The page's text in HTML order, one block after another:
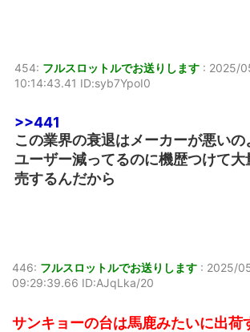
454: フルスロットルでお送りします : 2025/
10:14:43.41 ID:syb7YpoI0
>>441
この業界の衰退はメーカーが悪いの
ユーザー減ってるのに機歴つけて
売するんだから
446: フルスロットルでお送りします : 2025/
09:29:39.66 ID:AJqLka/20
サンキョーの台は馬鹿みたいに出荷